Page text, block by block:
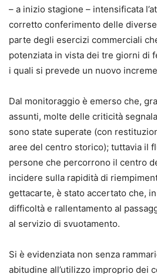
– a inizio stagione – intensificata
corretto conferimento delle
parte degli esercizi commerciali
potenziata in vista dei tre giorni di
i quali si prevede un nuovo
Dal monitoraggio è emerso che,
assunti, molte delle criticità
sono state superate (con
aree del centro storico); tuttavia il
persone che percorrono il centro
incidere sulla rapidità di
gettacarte, è stato accertato che,
difficoltà e rallentamento al
al servizio di svuotamento.
Si è evidenziata non senza
abitudine all’utilizzo improprio dei